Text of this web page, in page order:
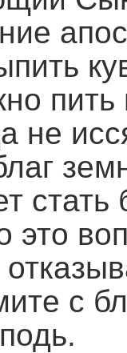
пить
не
это
с